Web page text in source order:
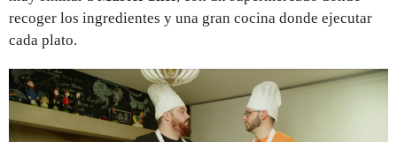
recoger los ingredientes y una gran cocina donde ejecutar
cada plato.